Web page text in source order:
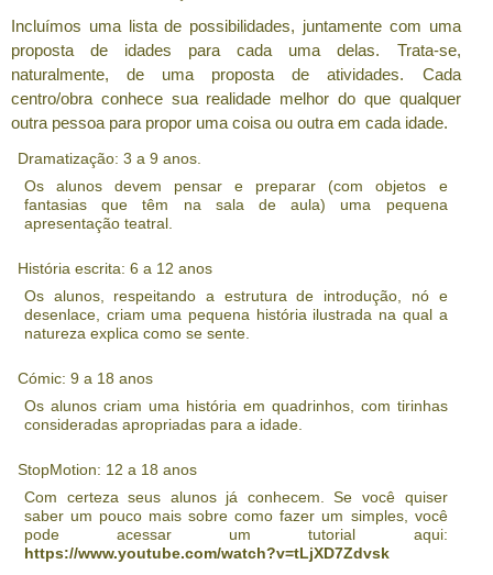
Incluímos uma lista de possibilidades, juntamente com uma
proposta de idades para cada uma delas. Trata-se,
naturalmente, de uma proposta de atividades. Cada
centro/obra conhece sua realidade melhor do que qualquer
outra pessoa para propor uma coisa ou outra em cada idade.
Dramatização: 3 a 9 anos.
Os alunos devem pensar e preparar (com objetos e
fantasias que têm na sala de aula) uma pequena
apresentação teatral.
História escrita: 6 a 12 anos
Os alunos, respeitando a estrutura de introdução, nó e
desenlace, criam uma pequena história ilustrada na qual a
natureza explica como se sente.
Cómic: 9 a 18 anos
Os alunos criam uma história em quadrinhos, com tirinhas
consideradas apropriadas para a idade.
StopMotion: 12 a 18 anos
Com certeza seus alunos já conhecem. Se você quiser
saber um pouco mais sobre como fazer um simples, você
pode acessar um tutorial aqui:
https://www.youtube.com/watch?v=tLjXD7Zdvsk